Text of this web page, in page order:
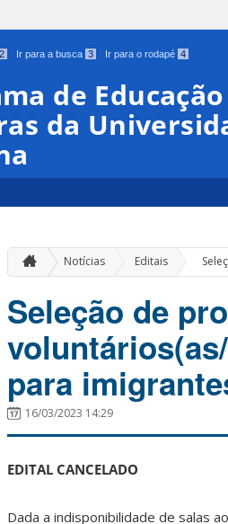
2 Ir para a busca 3 Ir para o rodapé 4
de
da
Notícias Editais »
Seleção de
para
16/03/2023 14:29
EDITAL CANCELADO
Dada a indisponibilidade de salas